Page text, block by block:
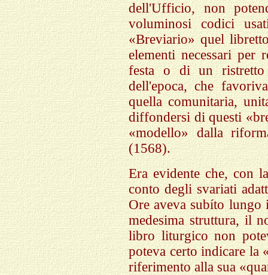
dell'Ufficio, non
voluminosi codici
«Breviario» quel
elementi necessari per
festa o di un ristretto
dell'epoca, che
quella comunitaria,
diffondersi di questi
«modello» dalla
(1568).
Era evidente che, con
conto degli svariati
Ore aveva subíto lungo
medesima struttura, il
libro liturgico non
poteva certo indicare la
riferimento alla sua